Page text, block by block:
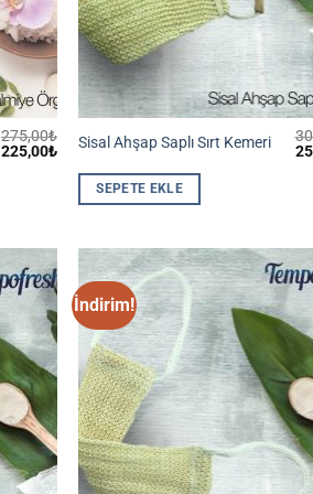
275,00₺
Orijinal
225,00₺Şu
fiyat:
225,00₺.
Sisal Ahşap Saplı Sırt Kemeri
SEPETE EKLE
İndirim!